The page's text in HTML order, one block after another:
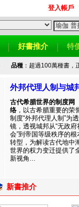
登入帳戶
好書推介 特
品種：超過100萬種書，
外邦代理人制与城
古代希腊世界的制度网
络 ，以古希腊重要的荣
制度“外邦代理人制”为透
镜，透视城邦从“无政府
会”到帝国等级秩序的根
转型，为解读古代地中
世界的权力变迁提供了
新视角...
新書推介